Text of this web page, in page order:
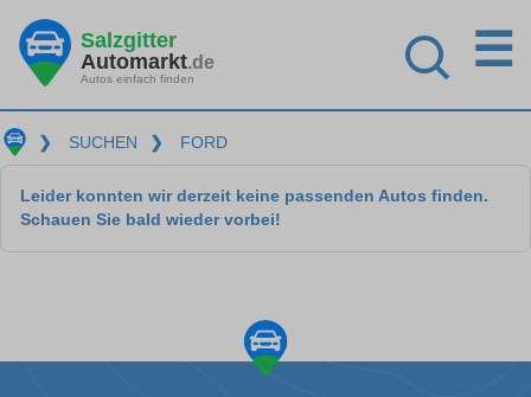
Salzgitter
Automarkt.de
Autos einfach finden
☰
❯ SUCHEN ❯ FORD
Leider konnten wir derzeit keine passenden Autos finden.
Schauen Sie bald wieder vorbei!